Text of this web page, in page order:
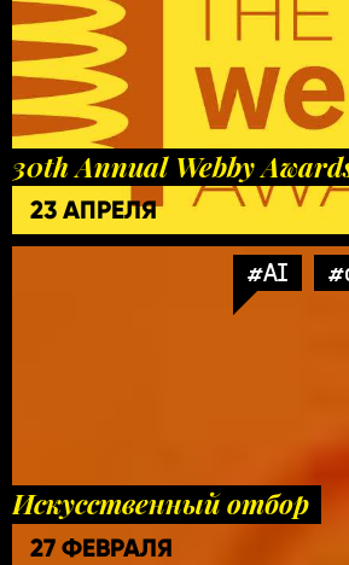
30th Annual Webby
23 АПРЕЛЯ
#AI
Искусственный отбор
27 ФЕВРАЛЯ